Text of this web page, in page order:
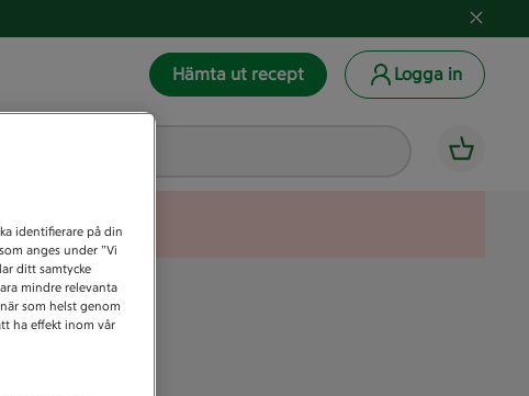
Hämta ut recept Logga in
identifierare på din
anges under ”Vi
ditt samtycke
mindre relevanta
som helst genom
ha effekt inom vår